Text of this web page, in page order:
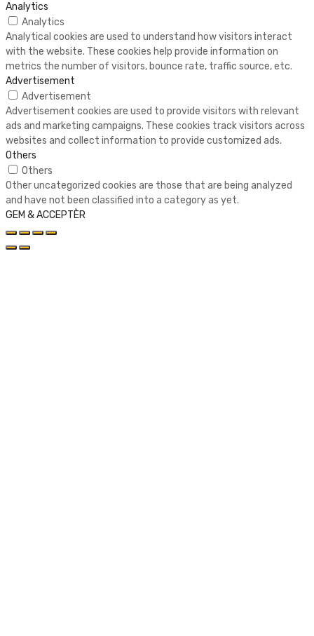
Analytics
Analytics
Analytical cookies are used to understand how visitors interact
with the website. These cookies help provide information on
metrics the number of visitors, bounce rate, traffic source, etc.
Advertisement
Advertisement
Advertisement cookies are used to provide visitors with relevant
ads and marketing campaigns. These cookies track visitors across
websites and collect information to provide customized ads.
Others
Others
Other uncategorized cookies are those that are being analyzed
and have not been classified into a category as yet.
GEM & ACCEPTÈR